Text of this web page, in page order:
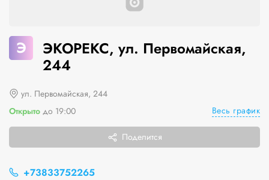
Э
ЭКОРЕКС, ул. Первомайская,
244
ул. Первомайская, 244
Открыто до 19:00 Весь график
Поделится
+73833752265